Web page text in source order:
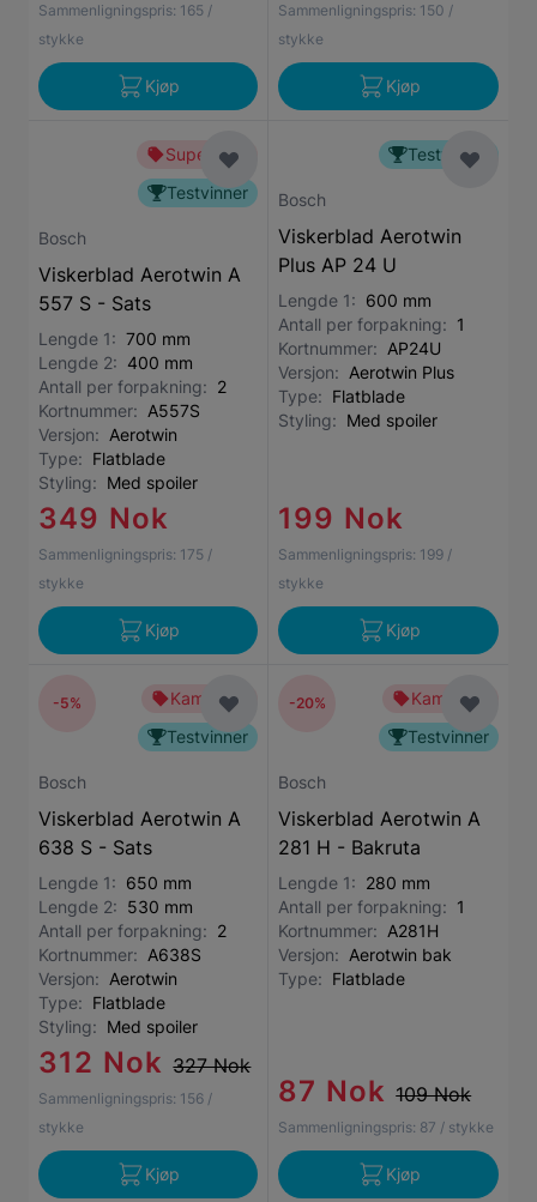
Sammenligningspris: 165 /
stykke
Kjøp
Sammenligningspris: 150 /
stykke
Kjøp
Superbillig
Testvinner
Bosch
Viskerblad Aerotwin A
557 S - Sats
Lengde 1: 700 mm
Lengde 2: 400 mm
Antall per forpakning: 2
Kortnummer: A557S
Versjon: Aerotwin
Type: Flatblade
Styling: Med spoiler
349 Nok
Sammenligningspris: 175 /
stykke
Kjøp
Testvinner
Bosch
Viskerblad Aerotwin
Plus AP 24 U
Lengde 1: 600 mm
Antall per forpakning: 1
Kortnummer: AP24U
Versjon: Aerotwin Plus
Type: Flatblade
Styling: Med spoiler
199 Nok
Sammenligningspris: 199 /
stykke
Kjøp
Kampanje
Testvinner
Bosch
Viskerblad Aerotwin A
638 S - Sats
Lengde 1: 650 mm
Lengde 2: 530 mm
Antall per forpakning: 2
Kortnummer: A638S
Versjon: Aerotwin
Type: Flatblade
Styling: Med spoiler
312 Nok 327 Nok
Sammenligningspris: 156 /
stykke
-5%
Kjøp
Kampanje
Testvinner
Bosch
Viskerblad Aerotwin A
281 H - Bakruta
Lengde 1: 280 mm
Antall per forpakning: 1
Kortnummer: A281H
Versjon: Aerotwin bak
Type: Flatblade
87 Nok 109 Nok
Sammenligningspris: 87 / stykke
-20%
Kjøp